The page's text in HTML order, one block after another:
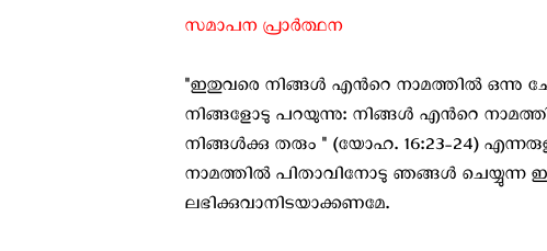
സമാപന പ്രാര്‍ത്ഥന
"ഇതുവരെ നിങ്ങള്‍ എന്‍റെ നാമത്തില്‍ ഒന്നു
നിങ്ങളോടു പറയുന്നു: നിങ്ങള്‍ എന്‍റെ
നിങ്ങള്‍ക്കു തരും " (യോഹ. 16:23-24)
നാമത്തില്‍ പിതാവിനോടു ഞങ്ങള്‍
ലഭിക്കുവാനിടയാക്കണമേ.